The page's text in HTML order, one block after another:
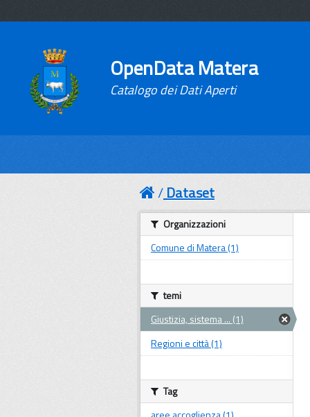
OpenData Matera
Catalogo dei Dati Aperti
Dataset
Organizzazioni
Comune di Matera (1)
temi
Giustizia, sistema ... (1)
Regioni e città (1)
Tag